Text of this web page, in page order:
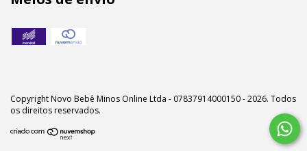
Copyright Novo Bebê Minos Online Ltda - 07837914000150 - 2026. Todos
os direitos reservados.